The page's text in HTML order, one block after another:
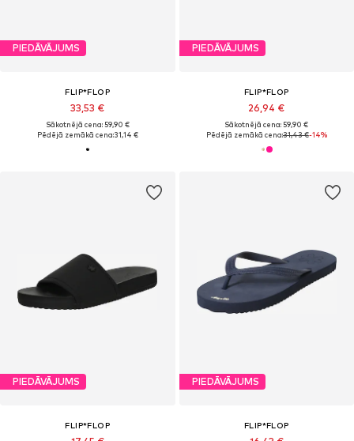
PIEDĀVĀJUMS
FLIP*FLOP
33,53 €
Sākotnējā cena: 59,90 €
Pēdējā zemākā cena:31,14 €
PIEDĀVĀJUMS
FLIP*FLOP
26,94 €
Sākotnējā cena: 59,90 €
Pēdējā zemākā cena:31,43 €-14%
PIEDĀVĀJUMS
FLIP*FLOP
PIEDĀVĀJUMS
FLIP*FLOP